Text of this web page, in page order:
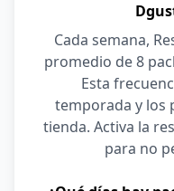
Cada semana,
promedio de 8
Esta
temporada y los
tienda. Activa la
para no